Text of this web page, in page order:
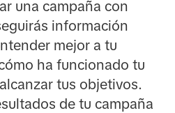
una campaña con
información
mejor a tu
ha funcionado tu
tus objetivos.
de tu campaña